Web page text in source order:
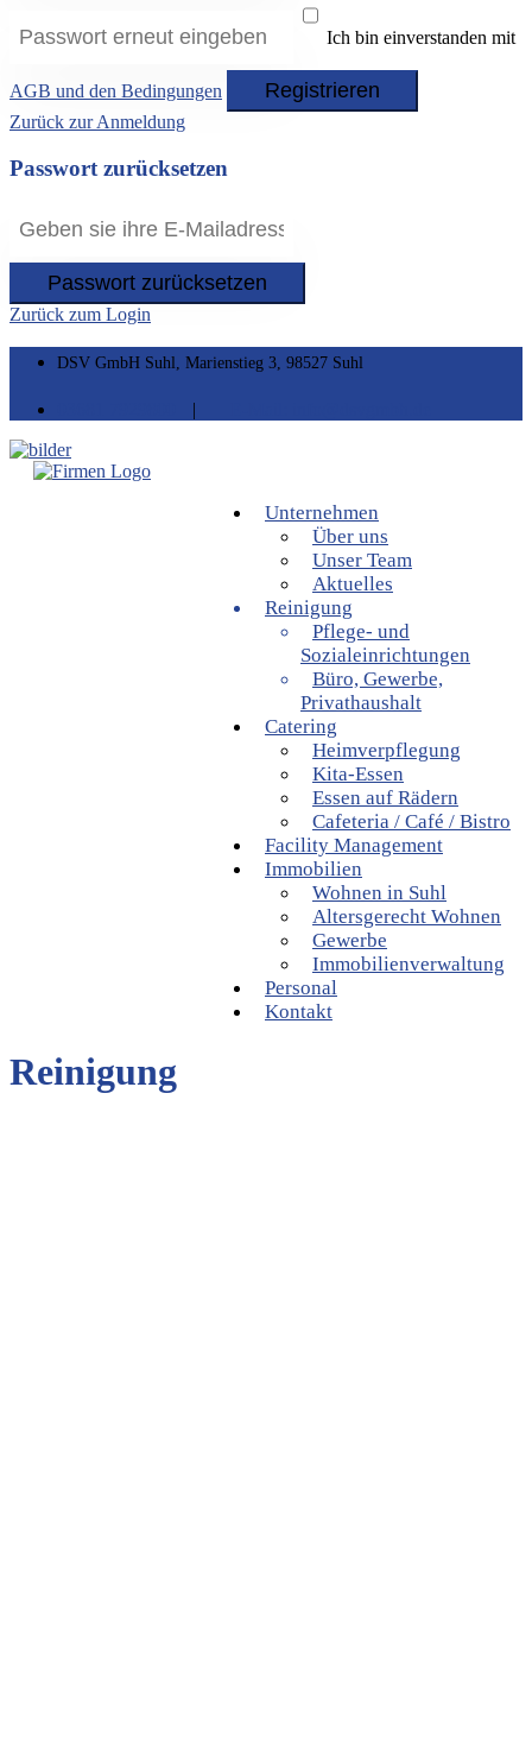
Ich bin einverstanden mit
AGB und den Bedingungen Registrieren
Zurück zur Anmeldung
Passwort zurücksetzen
Passwort zurücksetzen
Zurück zum Login
DSV GmbH Suhl, Marienstieg 3, 98527 Suhl
|
Unternehmen
Über uns
Unser Team
Aktuelles
Reinigung
Pflege- und
Sozialeinrichtungen
Büro, Gewerbe,
Privathaushalt
Catering
Heimverpflegung
Kita-Essen
Essen auf Rädern
Cafeteria / Café / Bistro
Facility Management
Immobilien
Wohnen in Suhl
Altersgerecht Wohnen
Gewerbe
Immobilienverwaltung
Personal
Kontakt
Reinigung